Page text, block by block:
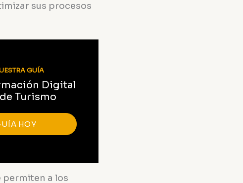
sus procesos
GUÍA
Digital
Turismo
HOY
permiten a los